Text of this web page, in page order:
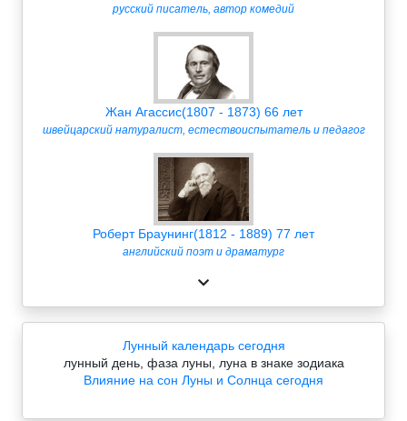
русский писатель, автор комедий
Жан Агассис(1807 - 1873) 66 лет
швейцарский натуралист, естествоиспытатель и педагог
Роберт Браунинг(1812 - 1889) 77 лет
английский поэт и драматург
Лунный календарь сегодня
лунный день, фаза луны, луна в знаке зодиака
Влияние на сон Луны и Солнца сегодня